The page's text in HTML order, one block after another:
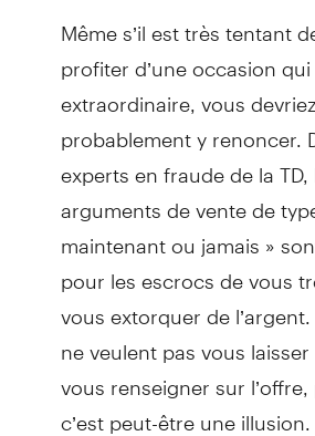
Même s’il est très tentant
profiter d’une occasion
extraordinaire, vous devriez
probablement y renoncer.
experts en fraude de la
arguments de vente de
maintenant ou jamais »
pour les escrocs de vous
vous extorquer de
ne veulent pas vous
vous renseigner sur
c’est peut-être une illusion.